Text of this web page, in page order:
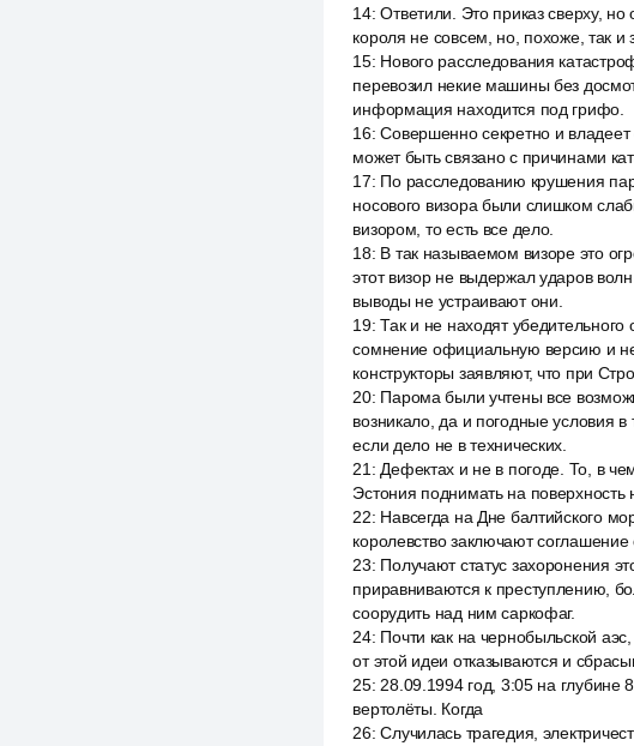
14:Ответили. Это приказ сверху,
короля не совсем, но, похоже, так и
15: Нового расследования
перевозил некие машины без
информация находится под грифо.
16:Совершенно секретно и
может быть связано с причинами
17: По расследованию крушения
носового визора были слишком
визором, то есть все дело.
18: В так называемом визоре это
этот визор не выдержал ударов
выводы не устраивают они.
19:Так и не находят
сомнение официальную версию и
конструкторы заявляют, что при
20: Парома были учтены все
возникало, да и погодные условия
если дело не в технических.
21 : Дефектах и не в погоде. То, в
Эстония поднимать на поверхность
22: Навсегда на Дне балтийского
королевство заключают
23: Получают статус захоронения
приравниваются к преступлению,
соорудить над ним саркофаг.
24: Почти как на чернобыльской
от этой идеи отказываются и
25: 28.09.1994 год, 3:05 на глубине
вертолёты. Когда
26:Случилась трагедия,